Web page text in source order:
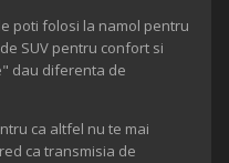
poti folosi la namol pentru
SUV pentru confort si
dau diferenta de
ca altfel nu te mai
ca transmisia de